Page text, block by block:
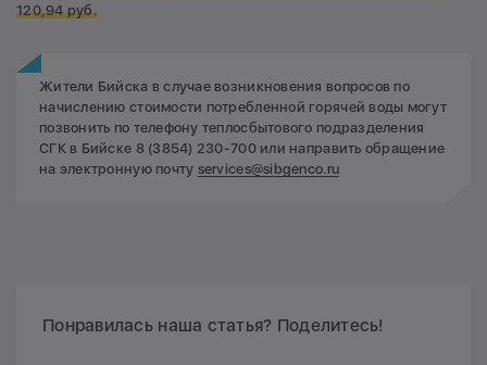
120,94 руб.
Жители Бийска в случае возникновения вопросов по
начислению стоимости потребленной горячей воды могут
позвонить по телефону теплосбытового подразделения
СГК в Бийске 8 (3854) 230-700 или направить обращение
на электронную почту services@sibgenco.ru
Понравилась наша статья? Поделитесь!